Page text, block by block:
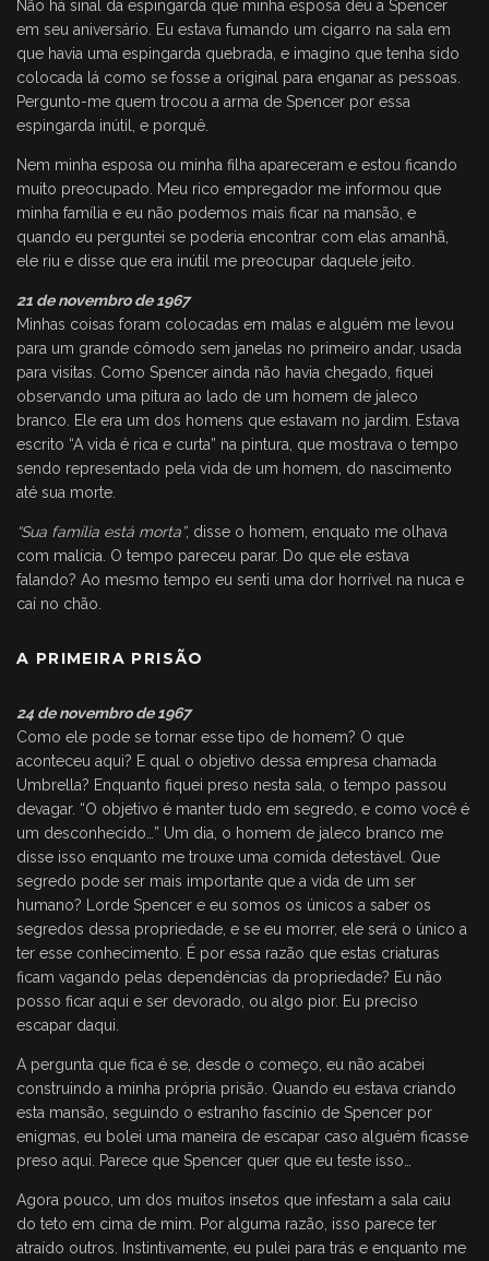
Não há sinal da espingarda que minha esposa deu a Spencer
em seu aniversário. Eu estava fumando um cigarro na sala em
que havia uma espingarda quebrada, e imagino que tenha sido
colocada lá como se fosse a original para enganar as pessoas.
Pergunto-me quem trocou a arma de Spencer por essa
espingarda inútil, e porquê.
Nem minha esposa ou minha filha apareceram e estou ficando
muito preocupado. Meu rico empregador me informou que
minha família e eu não podemos mais ficar na mansão, e
quando eu perguntei se poderia encontrar com elas amanhã,
ele riu e disse que era inútil me preocupar daquele jeito.
21 de novembro de 1967
Minhas coisas foram colocadas em malas e alguém me levou
para um grande cômodo sem janelas no primeiro andar, usada
para visitas. Como Spencer ainda não havia chegado, fiquei
observando uma pitura ao lado de um homem de jaleco
branco. Ele era um dos homens que estavam no jardim. Estava
escrito “A vida é rica e curta” na pintura, que mostrava o tempo
sendo representado pela vida de um homem, do nascimento
até sua morte.
“Sua família está morta”, disse o homem, enquato me olhava
com malícia. O tempo pareceu parar. Do que ele estava
falando? Ao mesmo tempo eu senti uma dor horrível na nuca e
caí no chão.
A PRIMEIRA PRISÃO
24 de novembro de 1967
Como ele pode se tornar esse tipo de homem? O que
aconteceu aqui? E qual o objetivo dessa empresa chamada
Umbrella? Enquanto fiquei preso nesta sala, o tempo passou
devagar. “O objetivo é manter tudo em segredo, e como você é
um desconhecido…” Um dia, o homem de jaleco branco me
disse isso enquanto me trouxe uma comida detestável. Que
segredo pode ser mais importante que a vida de um ser
humano? Lorde Spencer e eu somos os únicos a saber os
segredos dessa propriedade, e se eu morrer, ele será o único a
ter esse conhecimento. É por essa razão que estas criaturas
ficam vagando pelas dependências da propriedade? Eu não
posso ficar aqui e ser devorado, ou algo pior. Eu preciso
escapar daqui.
A pergunta que fica é se, desde o começo, eu não acabei
construindo a minha própria prisão. Quando eu estava criando
esta mansão, seguindo o estranho fascínio de Spencer por
enigmas, eu bolei uma maneira de escapar caso alguém ficasse
preso aqui. Parece que Spencer quer que eu teste isso…
Agora pouco, um dos muitos insetos que infestam a sala caiu
do teto em cima de mim. Por alguma razão, isso parece ter
atraído outros. Instintivamente, eu pulei para trás e enquanto me